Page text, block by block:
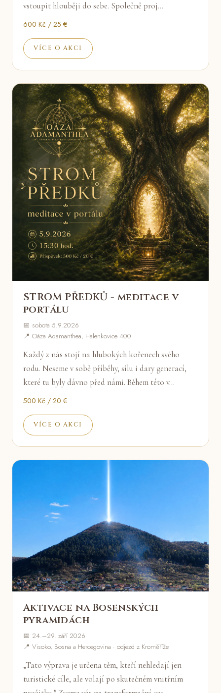
vstoupit hlouběji do sebe. Společně proj…
600 Kč / 25 €
VÍCE O AKCI
STROM PŘEDKŮ - meditace v
portálu
📅 sobota 5.9.2026
📍 Oáza Adamanthea, Halenkovice 400
Každý z nás stojí na hlubokých kořenech svého
rodu. Neseme v sobě příběhy, sílu i dary generací,
které tu byly dávno před námi. Během této v…
500 Kč / 20 €
VÍCE O AKCI
Aktivace na Bosenských
pyramidách
📅 24.–29. září 2026
📍 Visoko, Bosna a Hercegovina · odjezd z Kroměříže
„Tato výprava je určena těm, kteří nehledají jen
turistické cíle, ale volají po skutečném vnitřním